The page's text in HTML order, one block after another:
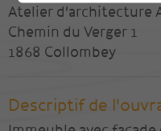
Atelier d'architecture
Chemin du Verger 1
1868 Collombey
Descriptif de